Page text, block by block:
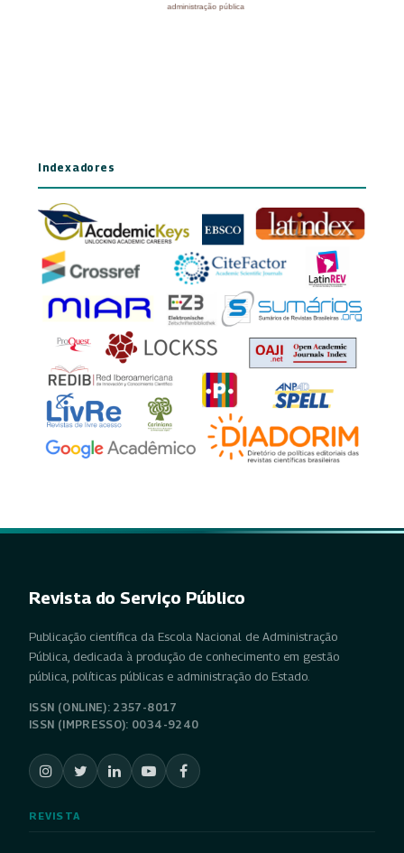
Indexadores
Revista do Serviço Público
Publicação científica da Escola Nacional de Administração
Pública, dedicada à produção de conhecimento em gestão
pública, políticas públicas e administração do Estado.
ISSN (ONLINE): 2357-8017
ISSN (IMPRESSO): 0034-9240
REVISTA